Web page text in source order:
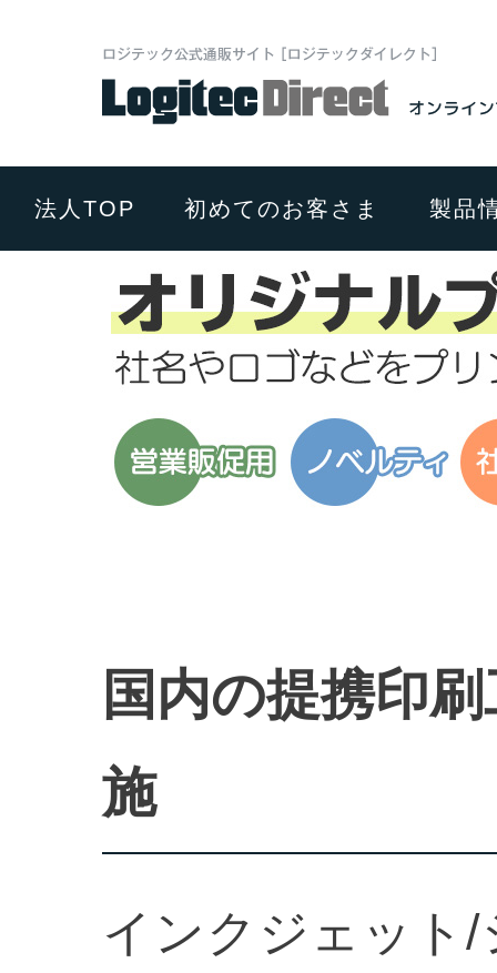
法人TOP 初めてのお客さま 製品
国内の提携印
施
インクジェット